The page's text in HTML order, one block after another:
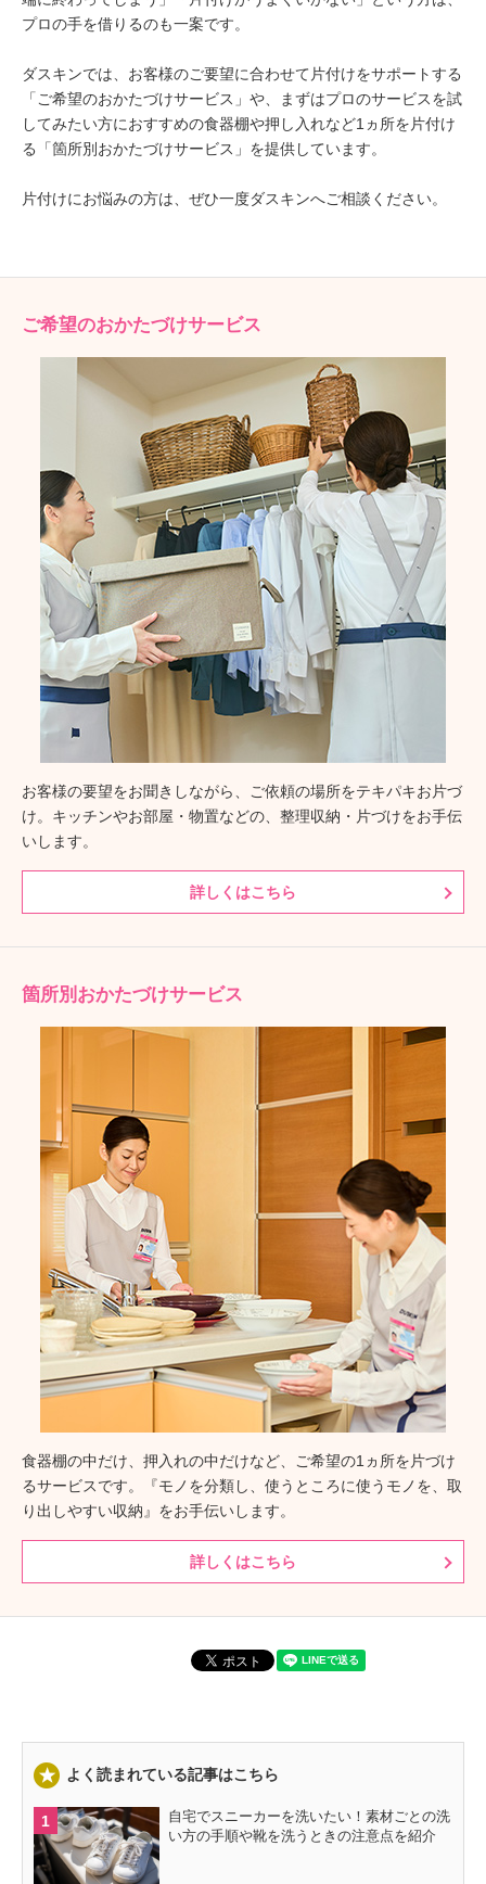
プロの手を借りるのも一案です。
ダスキンでは、お客様のご要望に合わせて片付けをサポートする
「ご希望のおかたづけサービス」や、まずはプロのサービスを試
してみたい方におすすめの食器棚や押し入れなど1ヵ所を片付け
る「箇所別おかたづけサービス」を提供しています。
片付けにお悩みの方は、ぜひ一度ダスキンへご相談ください。
ご希望のおかたづけサービス
お客様の要望をお聞きしながら、ご依頼の場所をテキパキお片づ
け。キッチンやお部屋・物置などの、整理収納・片づけをお手伝
いします。
詳しくはこちら
箇所別おかたづけサービス
食器棚の中だけ、押入れの中だけなど、ご希望の1ヵ所を片づけ
るサービスです。『モノを分類し、使うところに使うモノを、取
り出しやすい収納』をお手伝いします。
詳しくはこちら
よく読まれている記事はこちら
自宅でスニーカーを洗いたい！素材ごとの洗
い方の手順や靴を洗うときの注意点を紹介